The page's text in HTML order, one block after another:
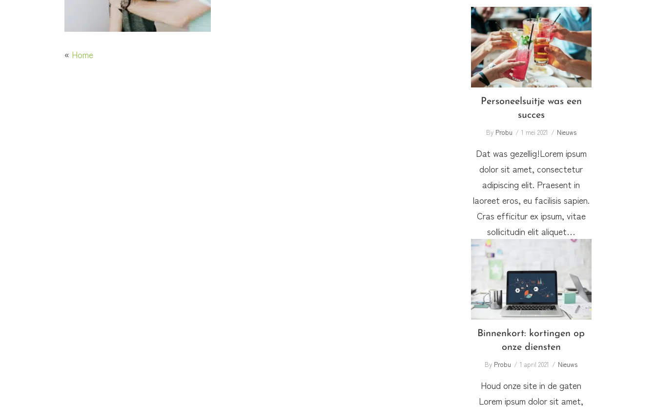
« Home
Personeelsuitje was een
succes
Personeelsuitje was een
succes
By Probu 1 mei 2021 Nieuws
Dat was gezellig!Lorem ipsum
dolor sit amet, consectetur
adipiscing elit. Praesent in
laoreet eros, eu facilisis sapien.
Cras efficitur ex ipsum, vitae
sollicitudin elit aliquet…
Binnenkort: kortingen op
onze diensten
Binnenkort: kortingen op
onze diensten
By Probu 1 april 2021 Nieuws
Houd onze site in de gaten
Lorem ipsum dolor sit amet,